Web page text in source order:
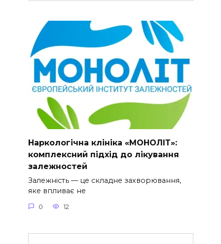
Наркологічна клініка «МОНОЛІТ»:
комплексний підхід до лікування
залежностей
Залежність — це складне захворювання,
яке впливає не
0 12